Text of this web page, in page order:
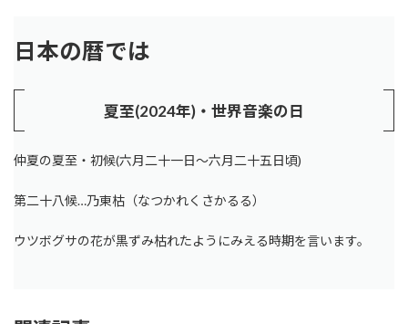
日本の暦では
夏至(2024年)・世界音楽の日
仲夏の夏至・初候(六月二十一日～六月二十五日頃)
第二十八候…乃東枯（なつかれくさかるる）
ウツボグサの花が黒ずみ枯れたようにみえる時期を言います。